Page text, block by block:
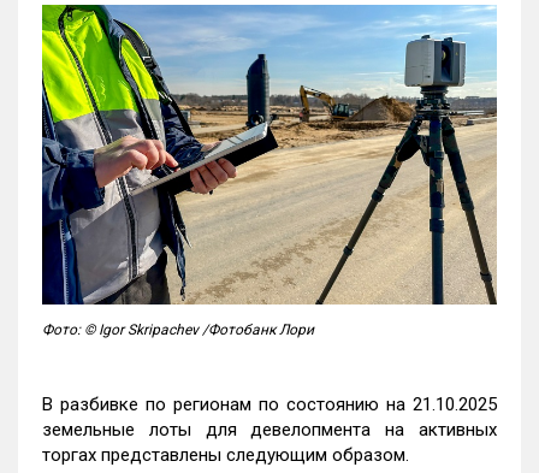
Фото: © Igor Skripachev /Фотобанк Лори
В разбивке по регионам по состоянию на 21.10.2025
земельные лоты для девелопмента на активных
торгах представлены следующим образом.